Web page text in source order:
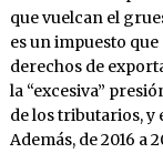
que vuelcan el
es un impuesto
derechos de
la “excesiva”
de los tributarios, y
Además, de 2016 a